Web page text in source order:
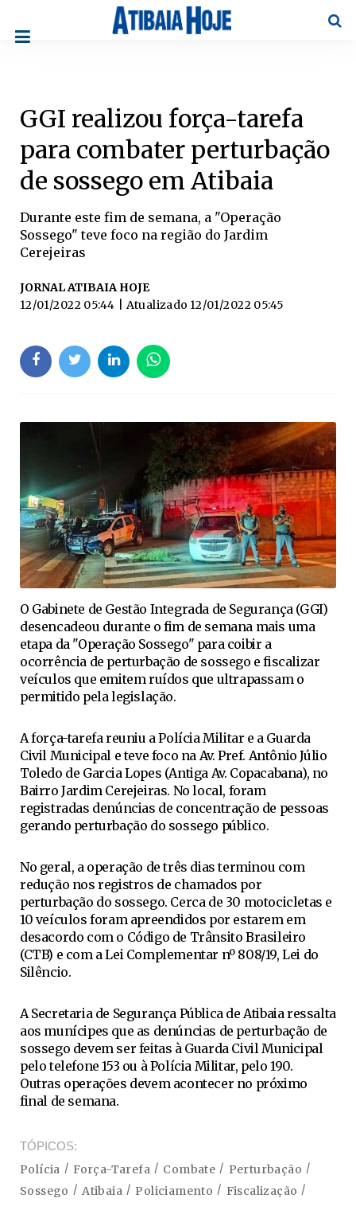
GGI realizou força-tarefa
para combater perturbação
de sossego em Atibaia
Durante este fim de semana, a "Operação
Sossego" teve foco na região do Jardim
Cerejeiras
JORNAL ATIBAIA HOJE
12/01/2022 05:44
| Atualizado 12/01/2022 05:45
O Gabinete de Gestão Integrada de Segurança (GGI)
desencadeou durante o fim de semana mais uma
etapa da "Operação Sossego" para coibir a
ocorrência de perturbação de sossego e fiscalizar
veículos que emitem ruídos que ultrapassam o
permitido pela legislação.
A força-tarefa reuniu a Polícia Militar e a Guarda
Civil Municipal e teve foco na Av. Pref. Antônio Júlio
Toledo de Garcia Lopes (Antiga Av. Copacabana), no
Bairro Jardim Cerejeiras. No local, foram
registradas denúncias de concentração de pessoas
gerando perturbação do sossego público.
No geral, a operação de três dias terminou com
redução nos registros de chamados por
perturbação do sossego. Cerca de 30 motocicletas e
10 veículos foram apreendidos por estarem em
desacordo com o Código de Trânsito Brasileiro
(CTB) e com a Lei Complementar nº 808/19, Lei do
Silêncio.
A Secretaria de Segurança Pública de Atibaia ressalta
aos munícipes que as denúncias de perturbação de
sossego devem ser feitas à Guarda Civil Municipal
pelo telefone 153 ou à Polícia Militar, pelo 190.
Outras operações devem acontecer no próximo
final de semana.
TÓPICOS
Polícia Força-Tarefa Combate
Perturbação
Sossego
Atibaia Policiamento
Fiscalização